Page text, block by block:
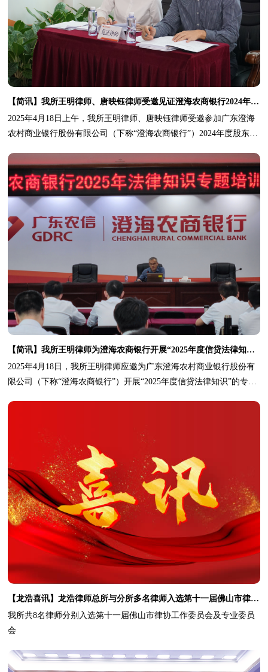
【简讯】我所王明律师、唐映钰律师受邀见证澄海农商银行2024年度股东大会
2025年4月18日上午，我所王明律师、唐映钰律师受邀参加广东澄海
农村商业银行股份有限公司（下称“澄海农商银行”）2024年度股东大
【简讯】我所王明律师为澄海农商银行开展“2025年度信贷法律知识培训讲座”
2025年4月18日，我所王明律师应邀为广东澄海农村商业银行股份有
限公司（下称“澄海农商银行”）开展“2025年度信贷法律知识”的专题
【龙浩喜讯】龙浩律师总所与分所多名律师入选第十一届佛山市律协工作委员会及专业委员会
我所共8名律师分别入选第十一届佛山市律协工作委员会及专业委员
会